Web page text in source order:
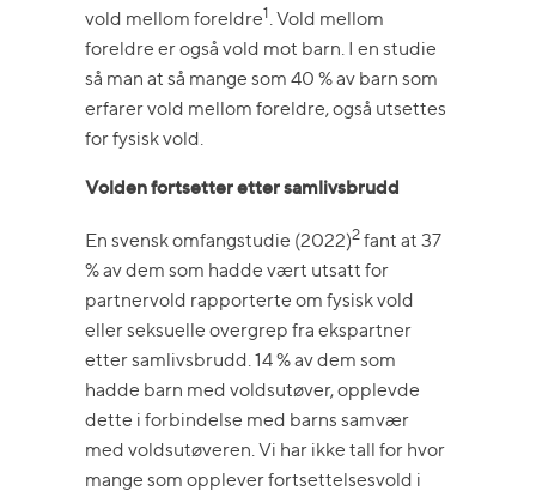
vold mellom foreldre1. Vold mellom
foreldre er også vold mot barn. I en studie
så man at så mange som 40 % av barn som
erfarer vold mellom foreldre, også utsettes
for fysisk vold.
Volden fortsetter etter samlivsbrudd
En svensk omfangstudie (2022)2fant at 37
% av dem som hadde vært utsatt for
partnervold rapporterte om fysisk vold
eller seksuelle overgrep fra ekspartner
etter samlivsbrudd. 14 % av dem som
hadde barn med voldsutøver, opplevde
dette i forbindelse med barns samvær
med voldsutøveren. Vi har ikke tall for hvor
mange som opplever fortsettelsesvold i